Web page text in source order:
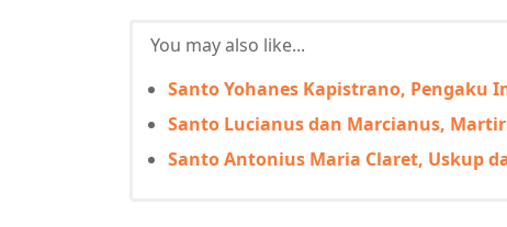
You may also like...
Santo Yohanes Kapistrano, Pengaku
Santo Lucianus dan Marcianus, Martir
Santo Antonius Maria Claret, Uskup